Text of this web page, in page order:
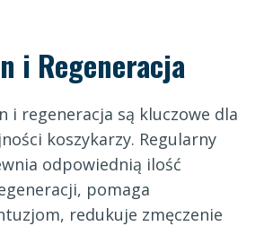
i Regeneracja
i regeneracja są kluczowe dla
koszykarzy. Regularny
odpowiednią ilość
pomaga
redukuje zmęczenie